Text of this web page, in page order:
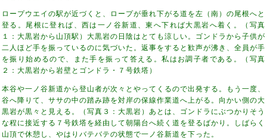
ロープウエイの駅が近づくと、ロープが垂れ下がる道を左（南）の尾根へと
登る。尾根に登れば、西は一ノ谷新道、東へ下れば大黒岩へ着く。（写真
１：大黒岩から山頂駅）大黒岩の日陰はとても涼しい。ゴンドラから子供が
二人ほど手を振っているのに気づいた。返事をすると歓声が沸き、全員が手
を振り始めるので、また手を振って答える。私はお調子者である。（写真
２：大黒岩から岩壁とゴンドラ・７号鉄塔）
本谷や一ノ谷新道から登山者が次々とやってくるので出発する。もう一度、
谷へ降りて、ササの中の踏み跡を対岸の保線作業道へ上がる。向かい側の大
黒岩が黒々と見える。（写真３：大黒岩）あとは、ゴンドラにぶつかりそう
な程に接近する７号鉄塔を経由して朝陽台へ続く道を登るばかり。しばらく
山頂で休憩し、やはりバテバテの状態で一ノ谷新道を下った。